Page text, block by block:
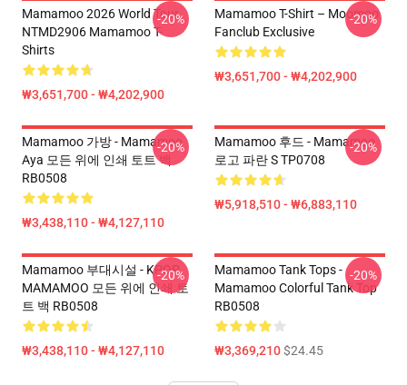
Mamamoo 2026 World Tour
NTMD2906 Mamamoo T-
Shirts
₩3,651,700 - ₩4,202,900
-20%
Mamamoo T-Shirt – Moomoo
Fanclub Exclusive
₩3,651,700 - ₩4,202,900
-20%
Mamamoo 가방 - Mamamoo
Aya 모든 위에 인쇄 토트 백
RB0508
₩3,438,110 - ₩4,127,110
-20%
Mamamoo 후드 - Mamamoo
로고 파란 S TP0708
₩5,918,510 - ₩6,883,110
-20%
Mamamoo 부대시설 - KPOP
MAMAMOO 모든 위에 인쇄 토
트 백 RB0508
₩3,438,110 - ₩4,127,110
-20%
Mamamoo Tank Tops -
Mamamoo Colorful Tank Top
RB0508
₩3,369,210$24.45
-20%